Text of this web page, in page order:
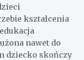
kształcenia
nawet do
dziecko skończy